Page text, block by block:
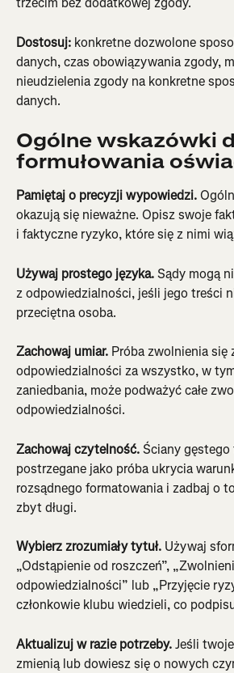
Dostosuj: konkretne dozwolone
danych, czas obowiązywania zgody,
nieudzielenia zgody na konkretne
danych.
Ogólne wskazówki
formułowania
Pamiętaj o precyzji wypowiedzi.
okazują się nieważne. Opisz swoje
i faktyczne ryzyko, które się z nimi
Używaj prostego języka. Sądy mogą
z odpowiedzialności, jeśli jego treści
przeciętna osoba.
Zachowaj umiar. Próba zwolnienia się
odpowiedzialności za wszystko, w
zaniedbania, może podważyć całe
odpowiedzialności.
Zachowaj czytelność. Ściany
postrzegane jako próba ukrycia
rozsądnego formatowania i zadbaj o
zbyt długi.
Wybierz zrozumiały tytuł. Używaj
„Odstąpienie od roszczeń”,
odpowiedzialności” lub „Przyjęcie
członkowie klubu wiedzieli, co
Aktualizuj w razie potrzeby. Jeśli
zmienią lub dowiesz się o nowych